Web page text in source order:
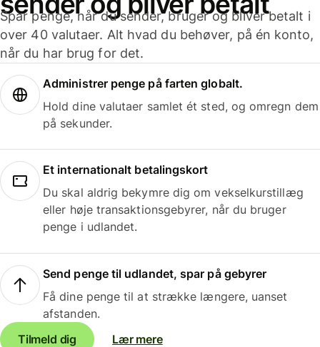
Spar penge, når du sender, bruger og bliver betalt i
over 40 valutaer. Alt hvad du behøver, på én konto,
når du har brug for det.
Administrer penge på farten globalt.
Hold dine valutaer samlet ét sted, og omregn dem
på sekunder.
Et internationalt betalingskort
Du skal aldrig bekymre dig om vekselkurstillæg
eller høje transaktionsgebyrer, når du bruger
penge i udlandet.
Send penge til udlandet, spar på gebyrer
Få dine penge til at strække længere, uanset
afstanden.
Tilmeld dig
Lær mere